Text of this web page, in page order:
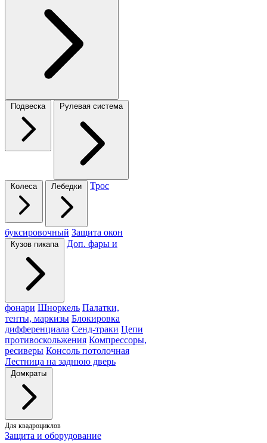
Подвеска Рулевая система
Колеса Лебедки Трос
буксировочный Защита окон
Кузов пикапа Доп. фары и
фонари Шноркель Палатки,
тенты, маркизы Блокировка
дифференциала Сенд-траки Цепи
противоскольжения Компрессоры,
ресиверы Консоль потолочная
Лестница на заднюю дверь
Домкраты
Для квадроциклов
Защита и оборудование